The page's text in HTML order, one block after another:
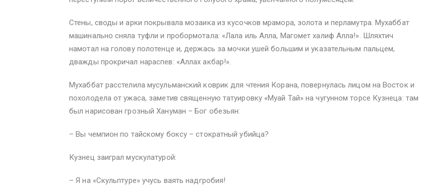
Стены, своды и арки покрывала мозаика из кусочков мрамора, золота и перламутра. Мухаббат
машинально сняла туфли и пробормотала: «Лала иль Алла, Магомет халиф Алла!». Шляхтич
намотал на голову полотенце и, держась за мочки ушей большим и указательным пальцем,
дважды прокричал нараспев: «Аллах акбар!».
Мухаббат расстелила мусульманский коврик для чтения Корана, повернулась лицом на Восток и
похолодела от ужаса, заметив священную татуировку «Муай Тай» на чугунном торсе Кузнеца: там
был нарисован грозный Хануман – Бог обезьян:
– Вы чемпион по тайскому боксу – стократный убийца?
Кузнец заиграл мускулатурой:
– Я на «Скульптуре» учусь ваять надгробия!